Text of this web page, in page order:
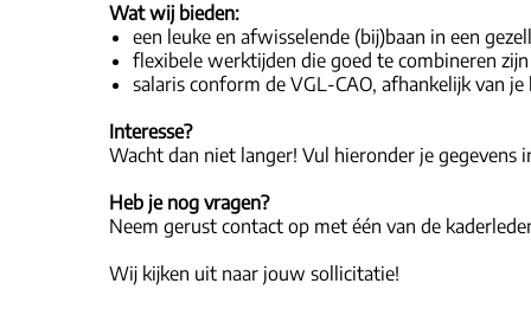
Wat wij bieden:
een leuke en afwisselende (bij)baan in een
flexibele werktijden die goed te combineren
salaris conform de VGL-CAO, afhankelijk van
Interesse?
Wacht dan niet langer! Vul hieronder je
Heb je nog vragen?
Neem gerust contact op met één van de
Wij kijken uit naar jouw sollicitatie!